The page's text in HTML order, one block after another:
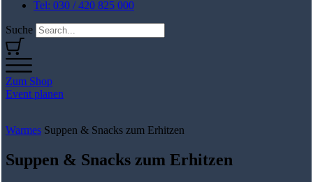
Tel: 030 / 420 825 000
Suche
Zum Shop
Event planen
Warmes Suppen & Snacks zum Erhitzen
Suppen & Snacks zum Erhitzen